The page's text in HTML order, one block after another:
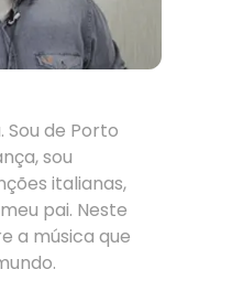
de Porto
sou
italianas,
pai. Neste
a música que